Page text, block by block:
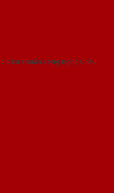
tiêu chuẩn công nghệ Châu